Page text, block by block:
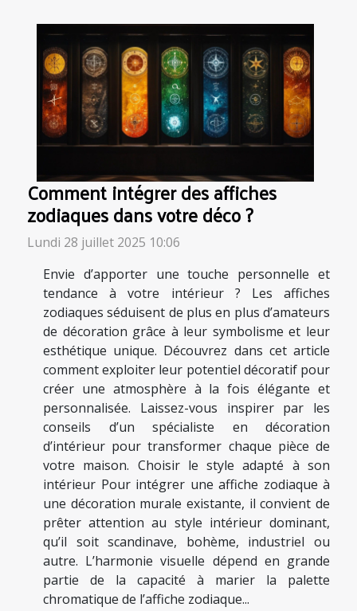
Comment intégrer des affiches
zodiaques dans votre déco ?
Lundi 28 juillet 2025 10:06
Envie d’apporter une touche personnelle et
tendance à votre intérieur ? Les affiches
zodiaques séduisent de plus en plus d’amateurs
de décoration grâce à leur symbolisme et leur
esthétique unique. Découvrez dans cet article
comment exploiter leur potentiel décoratif pour
créer une atmosphère à la fois élégante et
personnalisée. Laissez-vous inspirer par les
conseils d’un spécialiste en décoration
d’intérieur pour transformer chaque pièce de
votre maison. Choisir le style adapté à son
intérieur Pour intégrer une affiche zodiaque à
une décoration murale existante, il convient de
prêter attention au style intérieur dominant,
qu’il soit scandinave, bohème, industriel ou
autre. L’harmonie visuelle dépend en grande
partie de la capacité à marier la palette
chromatique de l’affiche zodiaque...